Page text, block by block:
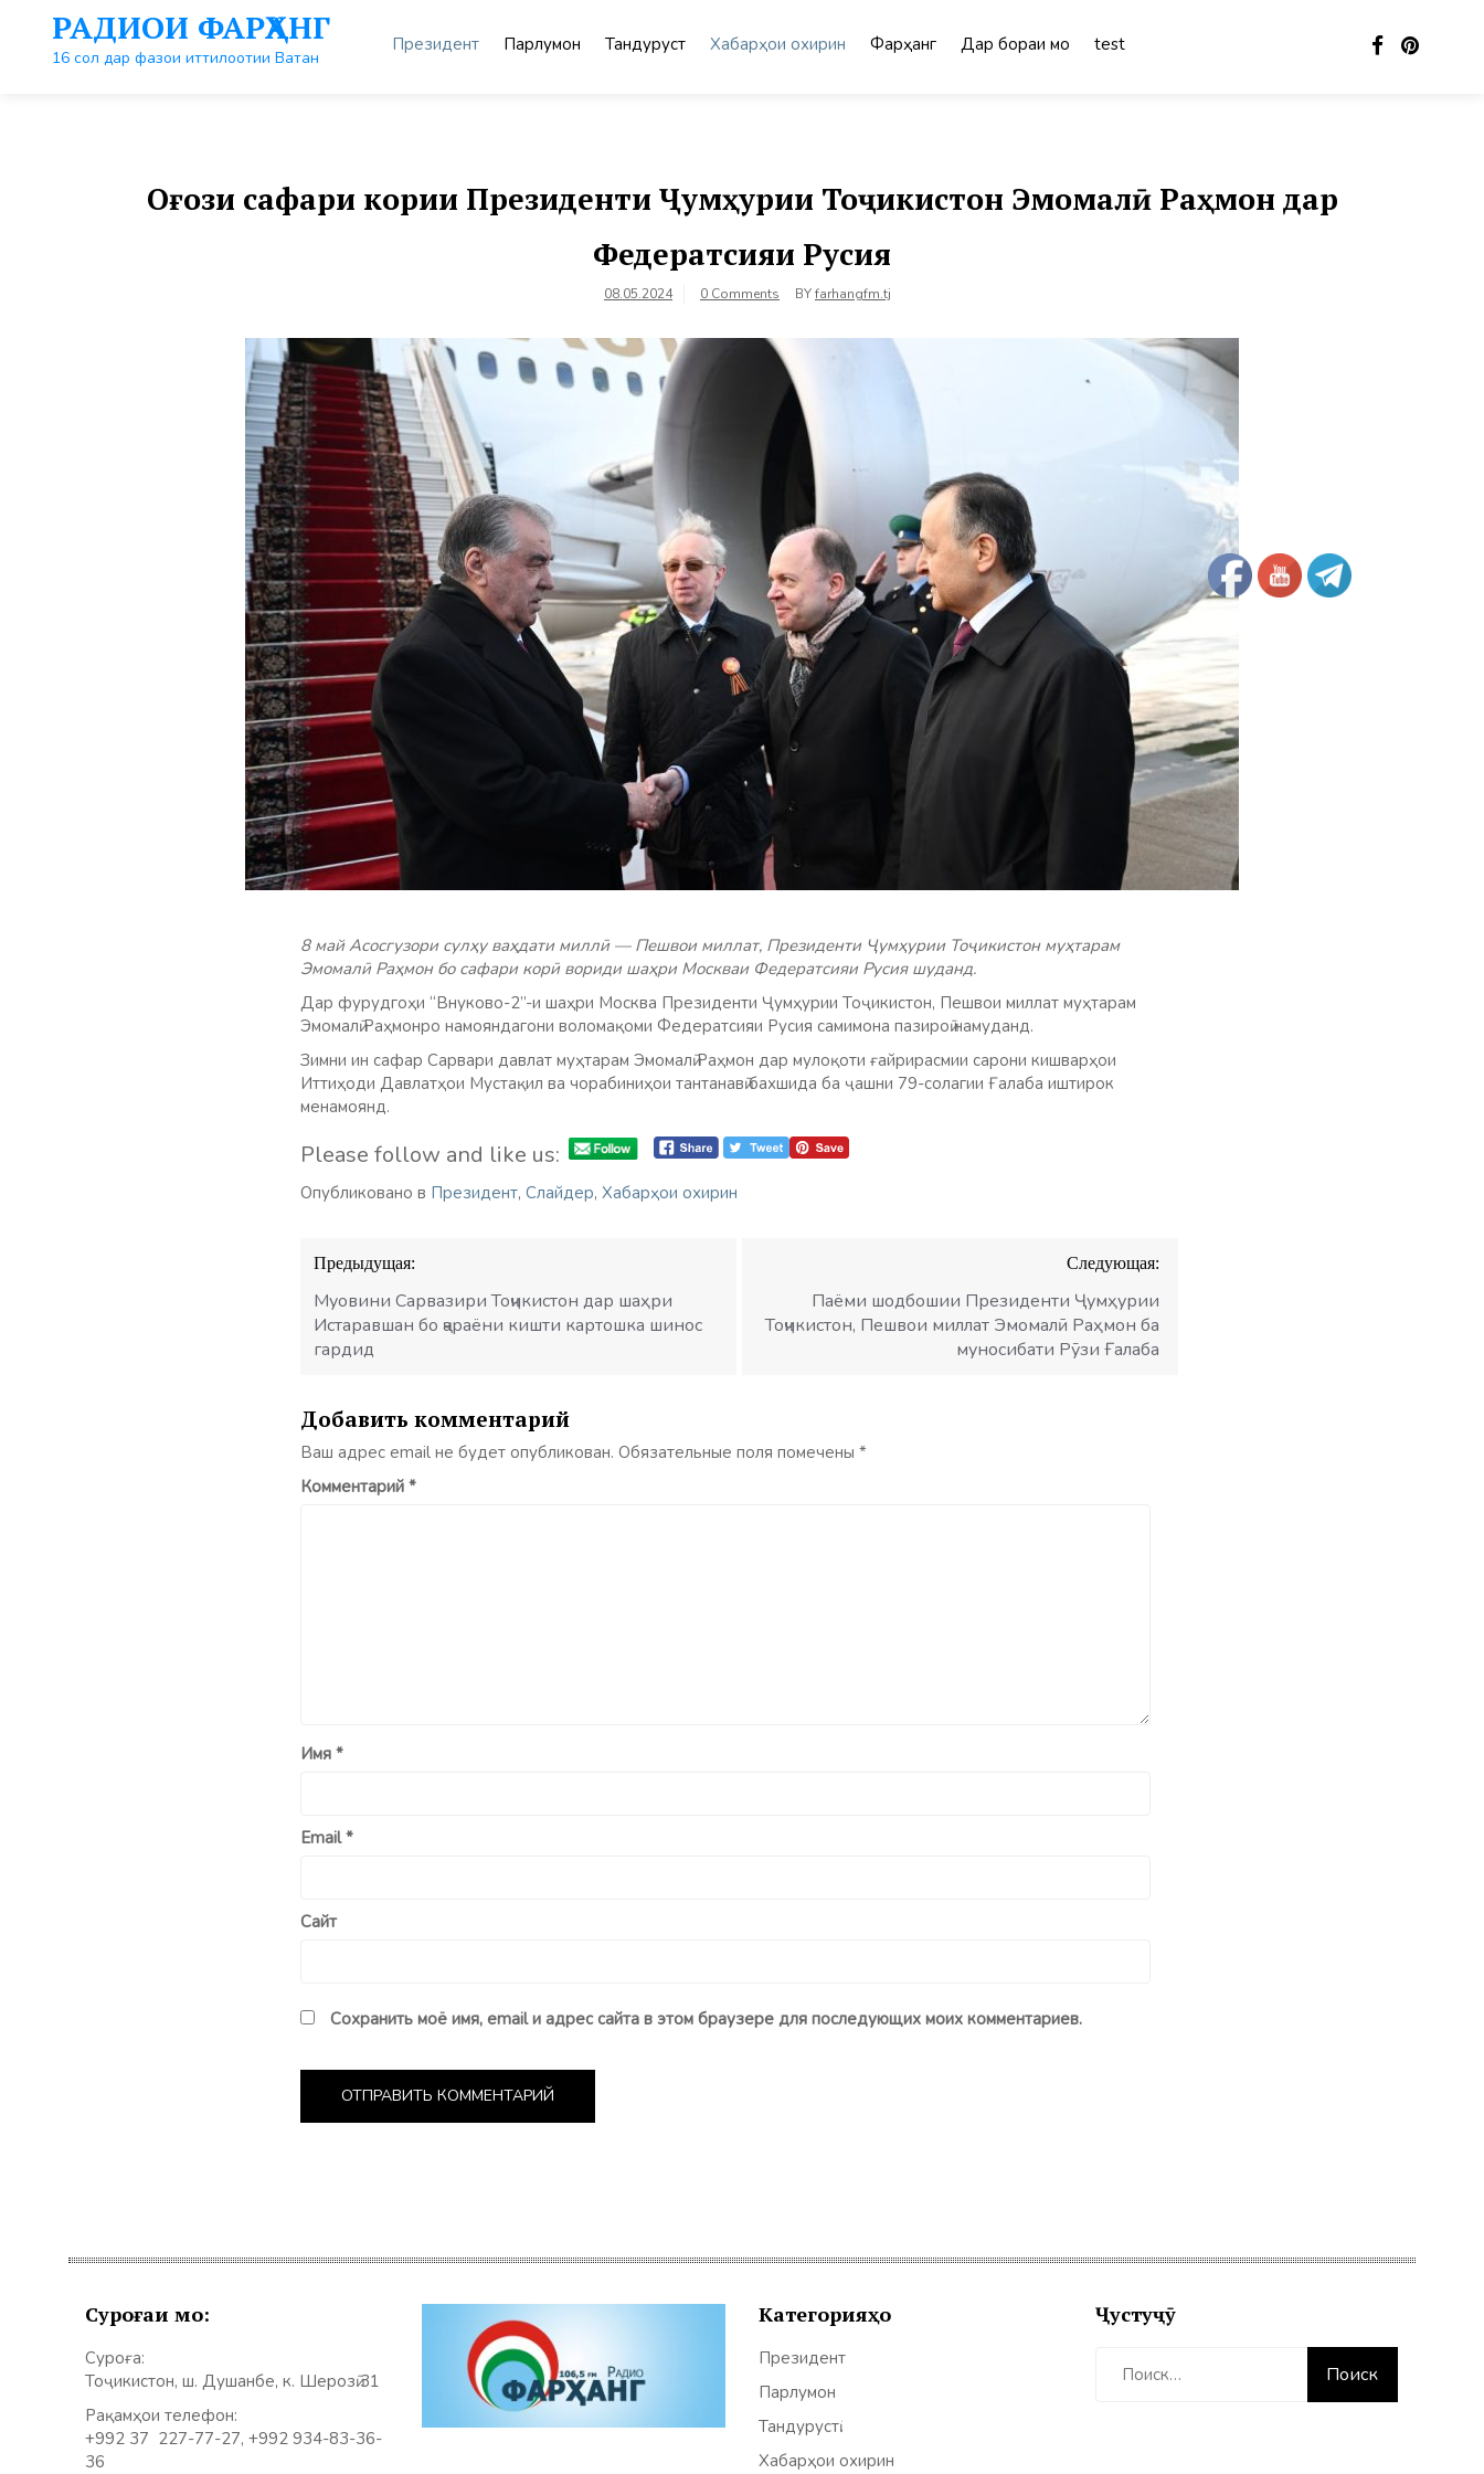
контенту
РАДИОИ ФАРҲАНГ
16 сол дар фазои иттилоотии Ватан
Президент Парлумон Тандурустӣ Хабарҳои охирин Фарҳанг Дар бораи мо test
Оғози сафари кории Президенти Ҷумҳурии Тоҷикистон Эмомалӣ Раҳмон дар
Федератсияи Русия
08.05.2024 0 Comments BYfarhangfm.tj
8 май Асосгузори сулҳу ваҳдати миллӣ — Пешвои миллат, Президенти Ҷумҳурии Тоҷикистон муҳтарам
Эмомалӣ Раҳмон бо сафари корӣ вориди шаҳри Москваи Федератсияи Русия шуданд.
Дар фурудгоҳи “Внуково-2”-и шаҳри Москва Президенти Ҷумҳурии Тоҷикистон, Пешвои миллат муҳтарам
Эмомалӣ Раҳмонро намояндагони воломақоми Федератсияи Русия самимона пазироӣ намуданд.
Зимни ин сафар Сарвари давлат муҳтарам Эмомалӣ Раҳмон дар мулоқоти ғайрирасмии сарони кишварҳои
Иттиҳоди Давлатҳои Мустақил ва чорабиниҳои тантанавӣ бахшида ба ҷашни 79-солагии Ғалаба иштирок
менамоянд.
Please follow and like us:
Опубликовано в Президент, Слайдер, Хабарҳои охирин
Навигация
по
записям
Предыдущая:
Муовини Сарвазири Тоҷикистон дар шаҳри
Истаравшан бо ҷараёни кишти картошка шинос
гардид
Следующая:
Паёми шодбошии Президенти Ҷумҳурии
Тоҷикистон, Пешвои миллат Эмомалӣ Раҳмон ба
муносибати Рӯзи Ғалаба
Добавить комментарий
Ваш адрес email не будет опубликован. Обязательные поля помечены *
Комментарий *
Имя *
Email*
Сайт
Сохранить моё имя, email и адрес сайта в этом браузере для последующих моих комментариев.
Суроғаи мо:
Суроға:
Тоҷикистон, ш. Душанбе, к. Шерозӣ 31
Рақамҳои телефон:
+992 37 227-77-27, +992 934-83-36-
36
Категорияҳо
Президент
Парлумон
Тандурустӣ
Хабарҳои охирин
Ҷустуҷӯ